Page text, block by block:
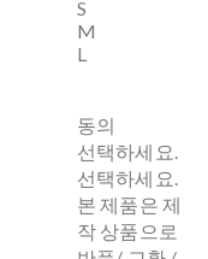
S
M
L
동의
선택하세요.
선택하세요.
본 제품은 제
작 상품으로